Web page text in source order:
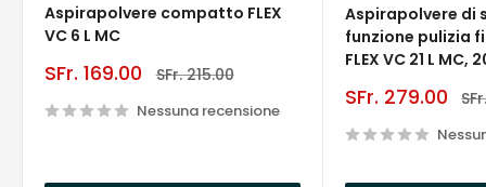
Aspirapolvere compatto FLEX
VC 6 L MC
Prezzo
SFr. 169.00 Prezzo
SFr. 215.00
Nessuna recensione
Aspirapolvere di
funzione pulizia
FLEX VC 21 L MC,
Prezzo
SFr. 279.00